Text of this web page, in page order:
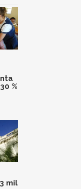
%
mil